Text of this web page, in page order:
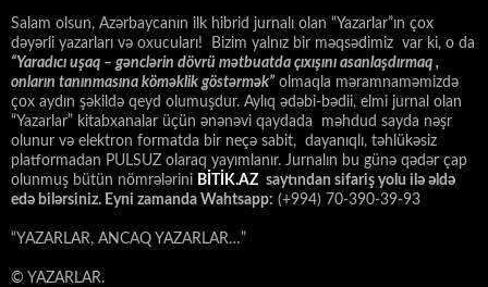
Salam olsun, Azərbaycanın ilk hibrid jurnalı olan “Yazarlar”ın çox
dəyərli yazarları və oxucuları! Bizim yalnız bir məqsədimiz var ki, o da
“Yaradıcı uşaq – gәnclәrin dövrü mәtbuatda çıxışını asanlaşdırmaq ,
onların tanınmasına kömәklik göstәrmәk” olmaqla məramnaməmizdə
çox aydın şəkildə qeyd olumuşdur. Aylıq ədəbi-bədii, elmi jurnal olan
“Yazarlar” kitabxanalar üçün ənənəvi qaydada məhdud sayda nəşr
olunur və elektron formatda bir neçə sabit, dayanıqlı, təhlükəsiz
platformadan PULSUZ olaraq yayımlanır. Jurnalın bu günə qədər çap
olunmuş bütün nömrələrini BİTİK.AZ saytından sifariş yolu ilə əldə
edə bilərsiniz. Eyni zamanda Wahtsapp: (+994) 70-390-39-93
“YAZARLAR, ANCAQ YAZARLAR…”
© YAZARLAR.